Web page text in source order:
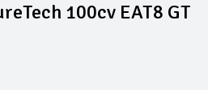
100cv EAT8 GT